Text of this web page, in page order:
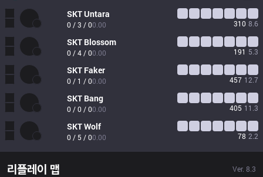
SKTUntara
0 / 3 / 00.00 310 8.6
SKT Blossom
0 / 4 / 00.00 191 5.3
SKT Faker
0 / 1 / 00.00 457 12.7
SKT Bang
0 / 0 / 00.00 405 11.3
SKTWolf
0 / 5 / 00.00 78 2.2
리플레이 맵 Ver. 8.3